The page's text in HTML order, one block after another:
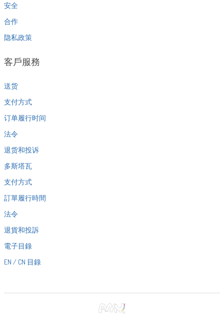
安全
合作
隐私政策
客戶服務
送货
支付方式
订单履行时间
法令
退货和投诉
多斯塔瓦
支付方式
訂單履行時間
法令
退貨和投訴
電子目錄
EN / CN 目錄